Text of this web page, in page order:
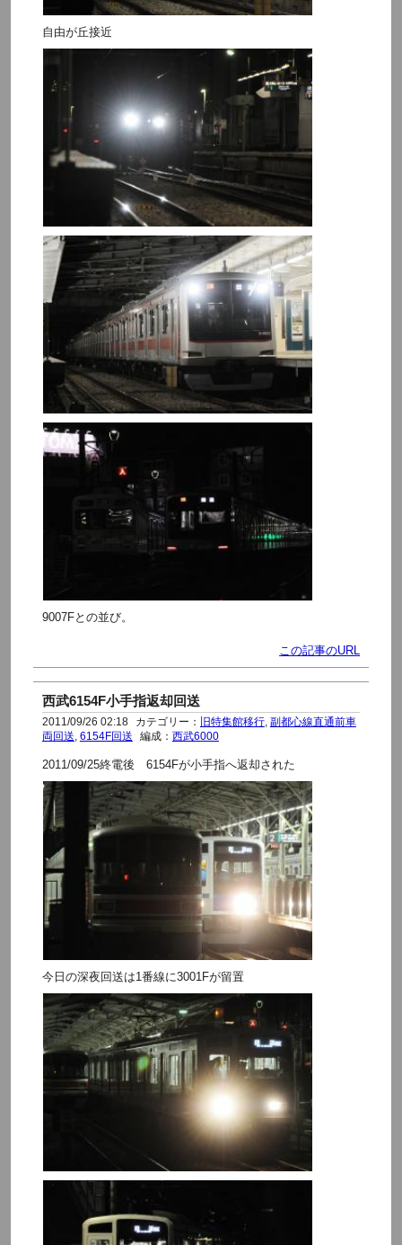
自由が丘接近
9007Fとの並び。
この記事のURL
西武6154F小手指返却回送
2011/09/26 02:18 カテゴリー： 旧特集館移行, 副都心線直通前車
両回送, 6154F回送 編成： 西武6000
2011/09/25終電後 6154Fが小手指へ返却された
今日の深夜回送は1番線に3001Fが留置